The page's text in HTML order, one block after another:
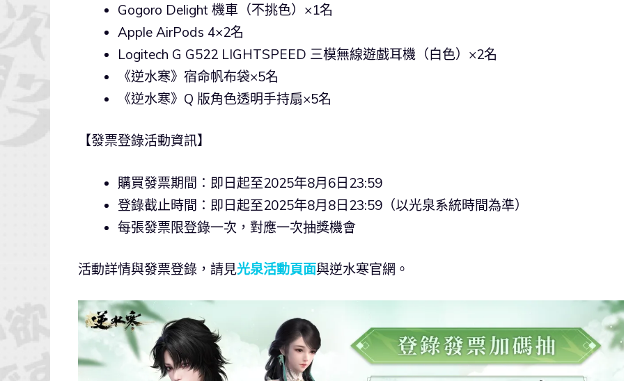
Gogoro Delight 機車（不挑色）×1名
Apple AirPods 4×2名
Logitech G G522 LIGHTSPEED 三模無線遊戲耳機（白色）×2名
《逆水寒》宿命帆布袋×5名
《逆水寒》Q 版角色透明手持扇×5名
【發票登錄活動資訊】
購買發票期間：即日起至2025年8月6日23:59
登錄截止時間：即日起至2025年8月8日23:59（以光泉系統時間為準）
每張發票限登錄一次，對應一次抽獎機會
活動詳情與發票登錄，請見光泉活動頁面與逆水寒官網。